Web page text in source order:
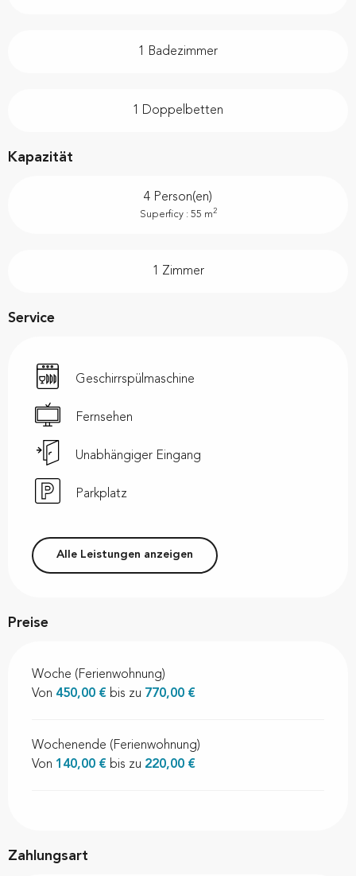
1 Badezimmer
1 Doppelbetten
Kapazität
4 Person(en)
Superficy : 55 m 2
1 Zimmer
Service
Geschirrspülmaschine
Fernsehen
Unabhängiger Eingang
Parkplatz
Alle Leistungen anzeigen
Preise
Woche (Ferienwohnung)
Von 450,00 € bis zu 770,00 €
Wochenende (Ferienwohnung)
Von 140,00 € bis zu 220,00 €
Zahlungsart